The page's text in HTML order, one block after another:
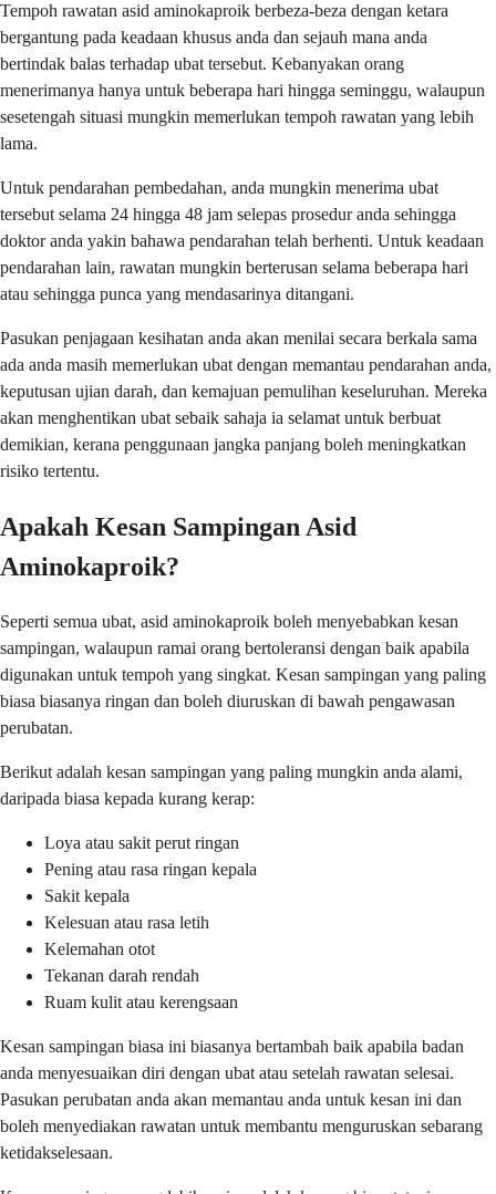
Tempoh rawatan asid aminokaproik berbeza-beza dengan ketara
bergantung pada keadaan khusus anda dan sejauh mana anda
bertindak balas terhadap ubat tersebut. Kebanyakan orang
menerimanya hanya untuk beberapa hari hingga seminggu, walaupun
sesetengah situasi mungkin memerlukan tempoh rawatan yang lebih
lama.
Untuk pendarahan pembedahan, anda mungkin menerima ubat
tersebut selama 24 hingga 48 jam selepas prosedur anda sehingga
doktor anda yakin bahawa pendarahan telah berhenti. Untuk keadaan
pendarahan lain, rawatan mungkin berterusan selama beberapa hari
atau sehingga punca yang mendasarinya ditangani.
Pasukan penjagaan kesihatan anda akan menilai secara berkala sama
ada anda masih memerlukan ubat dengan memantau pendarahan anda,
keputusan ujian darah, dan kemajuan pemulihan keseluruhan. Mereka
akan menghentikan ubat sebaik sahaja ia selamat untuk berbuat
demikian, kerana penggunaan jangka panjang boleh meningkatkan
risiko tertentu.
Apakah Kesan Sampingan Asid
Aminokaproik?
Seperti semua ubat, asid aminokaproik boleh menyebabkan kesan
sampingan, walaupun ramai orang bertoleransi dengan baik apabila
digunakan untuk tempoh yang singkat. Kesan sampingan yang paling
biasa biasanya ringan dan boleh diuruskan di bawah pengawasan
perubatan.
Berikut adalah kesan sampingan yang paling mungkin anda alami,
daripada biasa kepada kurang kerap:
Loya atau sakit perut ringan
Pening atau rasa ringan kepala
Sakit kepala
Kelesuan atau rasa letih
Kelemahan otot
Tekanan darah rendah
Ruam kulit atau kerengsaan
Kesan sampingan biasa ini biasanya bertambah baik apabila badan
anda menyesuaikan diri dengan ubat atau setelah rawatan selesai.
Pasukan perubatan anda akan memantau anda untuk kesan ini dan
boleh menyediakan rawatan untuk membantu menguruskan sebarang
ketidakselesaan.